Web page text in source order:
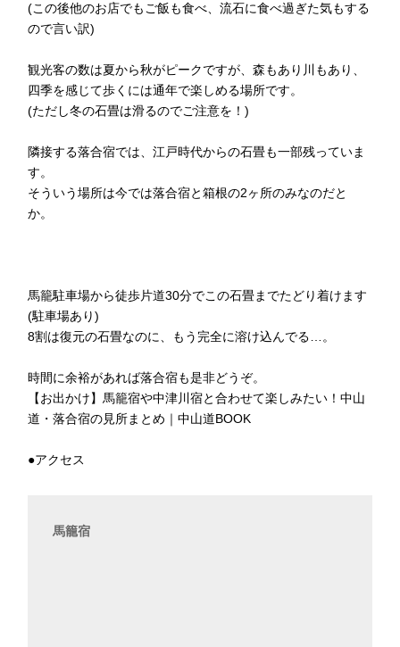
(この後他のお店でもご飯も食べ、流石に食べ過ぎた気もする
ので言い訳)
観光客の数は夏から秋がピークですが、森もあり川もあり、
四季を感じて歩くには通年で楽しめる場所です。
(ただし冬の石畳は滑るのでご注意を！)
隣接する落合宿では、江戸時代からの石畳も一部残っていま
す。
そういう場所は今では落合宿と箱根の2ヶ所のみなのだと
か。
馬籠駐車場から徒歩片道30分でこの石畳までたどり着けます
(駐車場あり)
8割は復元の石畳なのに、もう完全に溶け込んでる…。
時間に余裕があれば落合宿も是非どうぞ。
【お出かけ】馬籠宿や中津川宿と合わせて楽しみたい！中山
道・落合宿の見所まとめ｜中山道BOOK
●アクセス
馬籠宿